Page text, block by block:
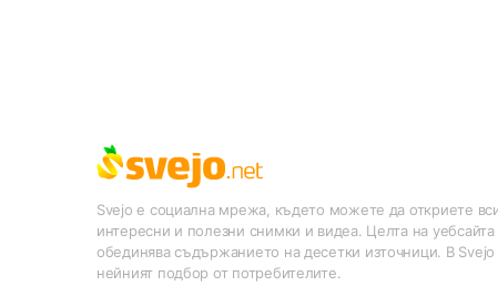
Svejo е социална мрежа, където можете да откриете
интересни и полезни снимки и видеа. Целта на
обединява съдържанието на десетки източници. В
нейният подбор от потребителите.